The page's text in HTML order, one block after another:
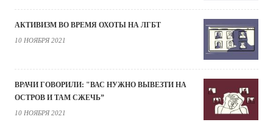
АКТИВИЗМ ВО ВРЕМЯ ОХОТЫ НА ЛГБТ
10 НОЯБРЯ 2021
ВРАЧИ ГОВОРИЛИ: "ВАС НУЖНО ВЫВЕЗТИ НА
ОСТРОВ И ТАМ СЖЕЧЬ”
10 НОЯБРЯ 2021